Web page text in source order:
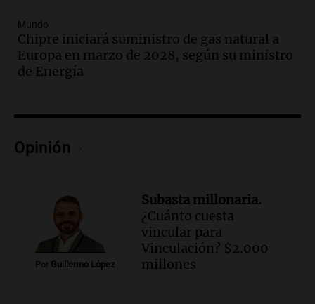
Audio. Una nutricionista derribó el mito
del desayuno ideal: qué alimentos
conviene priorizar
Una mañana para todos
Audio.
Mateo, a los 25 años, lucha
contra el tiempo: necesita un trasplante
para poder seguir viviend
Una mañana para todos
Episodios
Mundo
Chipre iniciará suministro de gas natural a
Europa en marzo de 2028, según su ministro
de Energía
Opinión
Por Guillermo López
Subasta millonaria.
¿Cuánto cuesta
vincular para
Vinculación? $2.000
millones